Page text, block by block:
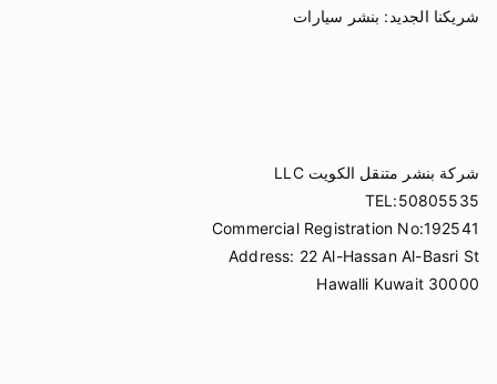
شريكنا الجديد: بنشر سيارات
شركة بنشر متنقل الكويت LLC
TEL:50805535
Commercial Registration No:192541
Address: 22 Al-Hassan Al-Basri St
Hawalli Kuwait 30000